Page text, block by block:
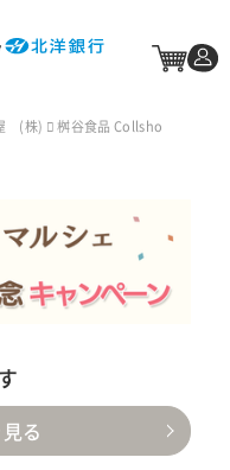
(株)  桝谷食品 Collsho
る